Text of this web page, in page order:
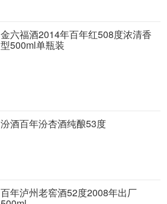
金六福酒2014年百年红508度浓清香
型500ml单瓶装
汾酒百年汾杏酒纯酿53度
百年泸州老窖酒52度2008年出厂